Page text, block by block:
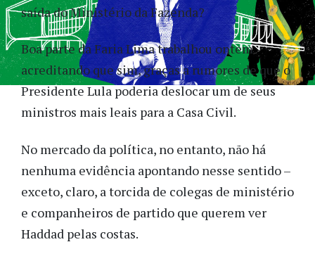
saída do Ministério da Fazenda?
Boa parte da Faria Lima trabalhou ontem
acreditando que sim, graças a rumores de que o
Presidente Lula poderia deslocar um de seus
ministros mais leais para a Casa Civil.
No mercado da política, no entanto, não há
nenhuma evidência apontando nesse sentido –
exceto, claro, a torcida de colegas de ministério
e companheiros de partido que querem ver
Haddad pelas costas.